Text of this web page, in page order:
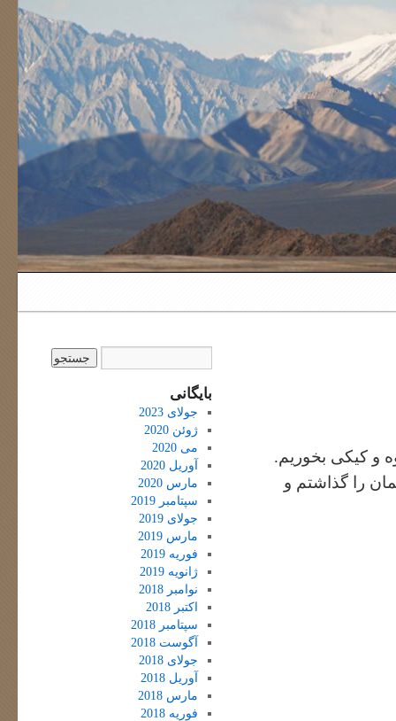
و کیکی بخوریم.
را گذاشتم و
بایگانی
جولای 2023
ژوئن 2020
می 2020
آوریل 2020
مارس 2020
سپتامبر 2019
جولای 2019
مارس 2019
فوریه 2019
ژانویه 2019
نوامبر 2018
اکتبر 2018
سپتامبر 2018
آگوست 2018
جولای 2018
آوریل 2018
مارس 2018
فوریه 2018